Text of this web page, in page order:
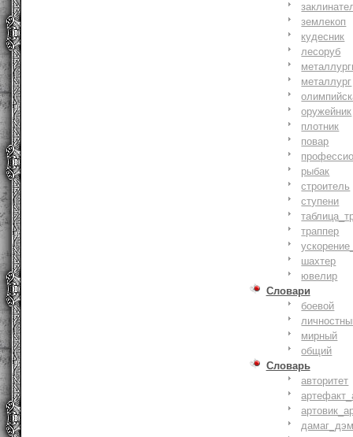
землекоп
кудесник
лесоруб
металлург
оружейник
плотник
повар
рыбак
строитель
ступени
траппер
шахтер
ювелир
Словари
боевой
мирный
общий
Словарь
авторитет